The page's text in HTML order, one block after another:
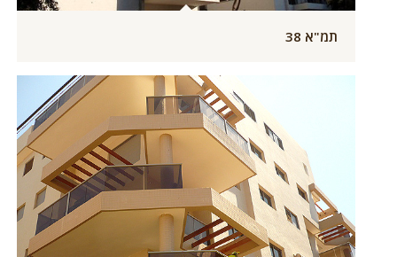
תמ"א 38